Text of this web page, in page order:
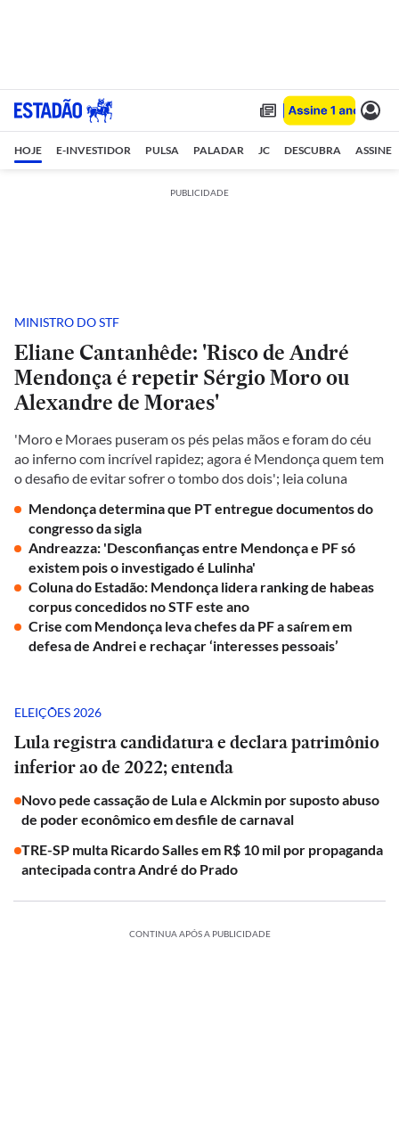
HOJE E-INVESTIDOR PULSA PALADAR JC DESCUBRA ASSINE
PUBLICIDADE
MINISTRO DO STF
Eliane Cantanhêde: 'Risco de André
Mendonça é repetir Sérgio Moro ou
Alexandre de Moraes'
'Moro e Moraes puseram os pés pelas mãos e foram do céu
ao inferno com incrível rapidez; agora é Mendonça quem tem
o desafio de evitar sofrer o tombo dos dois'; leia coluna
Mendonça determina que PT entregue documentos do
congresso da sigla
Andreazza: 'Desconfianças entre Mendonça e PF só
existem pois o investigado é Lulinha'
Coluna do Estadão: Mendonça lidera ranking de habeas
corpus concedidos no STF este ano
Crise com Mendonça leva chefes da PF a saírem em
defesa de Andrei e rechaçar ‘interesses pessoais’
ELEIÇÕES 2026
Lula registra candidatura e declara patrimônio
inferior ao de 2022; entenda
Novo pede cassação de Lula e Alckmin por suposto abuso
de poder econômico em desfile de carnaval
TRE-SP multa Ricardo Salles em R$ 10 mil por propaganda
antecipada contra André do Prado
CONTINUA APÓS A PUBLICIDADE